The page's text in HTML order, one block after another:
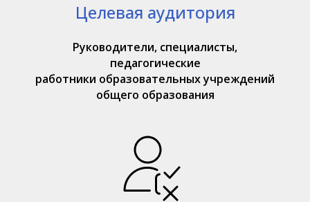
Целевая аудитория
Руководители, специалисты,
педагогические
работники образовательных учреждений
общего образования